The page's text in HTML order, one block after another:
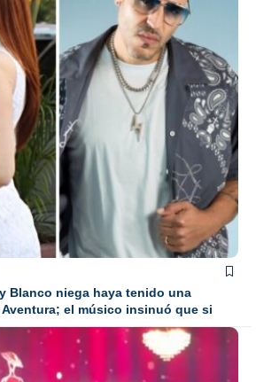
Blanco niega haya tenido una
el músico insinuó que si